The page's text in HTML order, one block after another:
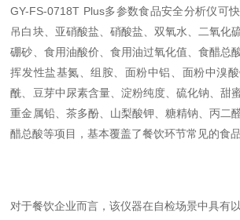
GY-FS-0718T Plus多参数食品安全分析仪可
吊白块、亚硝酸盐、硝酸盐、双氧水、二氧化
硼砂、食用油酸价、食用油过氧化值、食醋总
挥发性盐基氮、组胺、面粉中铝、面粉中溴
酰、豆芽中尿素含量、淀粉纯度、硫化钠、甜
重金属铅、茶多酚、山梨酸钾、糖精钠、丙二
醋总酸等项目，基本覆盖了餐饮环节常见的食
对于餐饮企业而言，该仪器在自检场景中具有